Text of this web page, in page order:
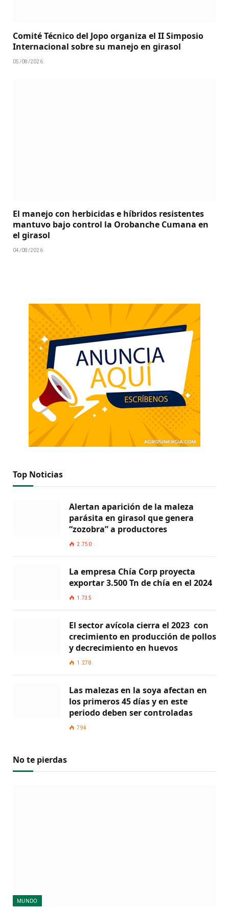
Comité Técnico del Jopo organiza el II Simposio
Internacional sobre su manejo en girasol
05/08/2026
El manejo con herbicidas e híbridos resistentes
mantuvo bajo control la Orobanche Cumana en
el girasol
04/08/2026
Top Noticias
Alertan aparición de la maleza
parásita en girasol que genera
“zozobra” a productores
2.750
La empresa Chía Corp proyecta
exportar 3.500 Tn de chía en el 2024
1.735
El sector avícola cierra el 2023 con
crecimiento en producción de pollos
y decrecimiento en huevos
1.278
Las malezas en la soya afectan en
los primeros 45 días y en este
periodo deben ser controladas
794
No te pierdas
MUNDO